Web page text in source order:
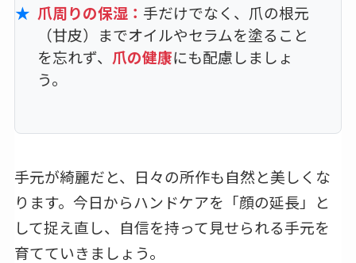
爪周りの保湿： 手だけでなく、爪の根元
（甘皮）までオイルやセラムを塗ること
を忘れず、 爪の健康にも配慮しましょ
う。
手元が綺麗だと、日々の所作も自然と美しくな
ります。今日からハンドケアを「顔の延長」と
して捉え直し、自信を持って見せられる手元を
育てていきましょう。